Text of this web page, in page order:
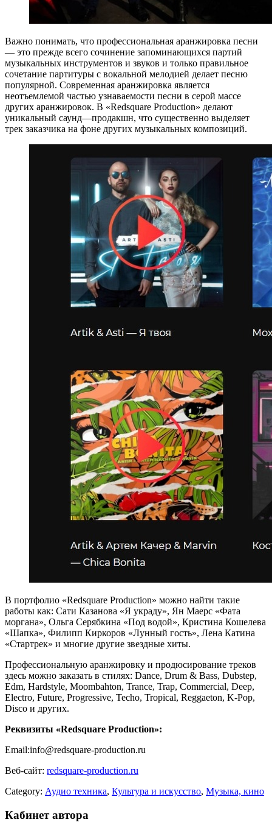
Важно понимать, что профессиональная аранжировка песни
— это прежде всего сочинение запоминающихся партий
музыкальных инструментов и звуков и только правильное
сочетание партитуры с вокальной мелодией делает песню
популярной. Современная аранжировка является
неотъемлемой частью узнаваемости песни в серой массе
других аранжировок. В «Redsquare Production» делают
уникальный саунд—продакшн, что существенно выделяет
трек заказчика на фоне других музыкальных композиций.
В портфолио «Redsquare Production» можно найти такие
работы как: Сати Казанова «Я украду», Ян Маерс «Фата
моргана», Ольга Серябкина «Под водой», Кристина Кошелева
«Шапка», Филипп Киркоров «Лунный гость», Лена Катина
«Стартрек» и многие другие звездные хиты.
Профессиональную аранжировку и продюсирование треков
здесь можно заказать в стилях: Dance, Drum & Bass, Dubstep,
Edm, Hardstyle, Moombahton, Trance, Trap, Commercial, Deep,
Electro, Future, Progressive, Techo, Tropical, Reggaeton, K-Pop,
Disco и других.
Реквизиты «Redsquare Production»:
Email:info@redsquare-production.ru
Веб-сайт: redsquare-production.ru
Category: Аудио техника, Культура и искусство, Музыка, кино
Кабинет автора